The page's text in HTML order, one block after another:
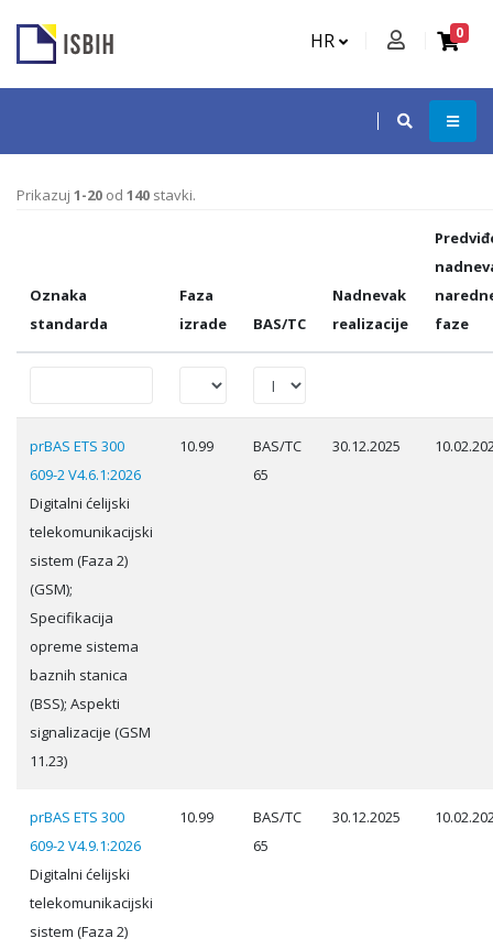
HR 0
Prikazuj 1-20 od 140 stavki.
Oznaka
standarda
Faza
izrade
BAS/TC
Nadnevak
realizacije
faze
prBAS ETS 300
609-2 V4.6.1:2026
Digitalni ćelijski
telekomunikacijski
sistem (Faza 2)
(GSM);
Specifikacija
opreme sistema
baznih stanica
(BSS); Aspekti
signalizacije (GSM
11.23)
10.99
BAS/TC
65
30.12.2025
prBAS ETS 300
609-2 V4.9.1:2026
Digitalni ćelijski
telekomunikacijski
sistem (Faza 2)
10.99
BAS/TC
65
30.12.2025